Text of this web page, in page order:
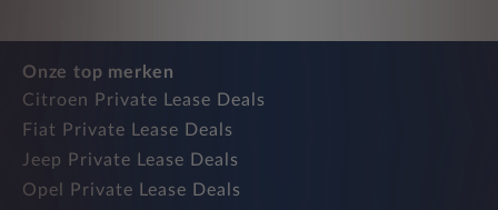
Onze top merken
Citroen Private Lease Deals
Fiat Private Lease Deals
Jeep Private Lease Deals
Opel Private Lease Deals